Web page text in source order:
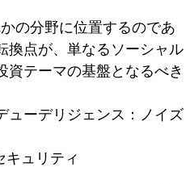
の分野に位置するのであ
換点が、単なるソーシャル
資テーマの基盤となるべき
ューデリジェンス：ノイズ
キュリティ